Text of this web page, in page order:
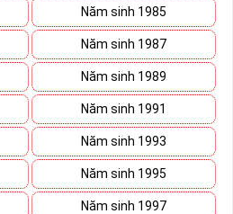
Năm sinh 1985
Năm sinh 1987
Năm sinh 1989
Năm sinh 1991
Năm sinh 1993
Năm sinh 1995
Năm sinh 1997